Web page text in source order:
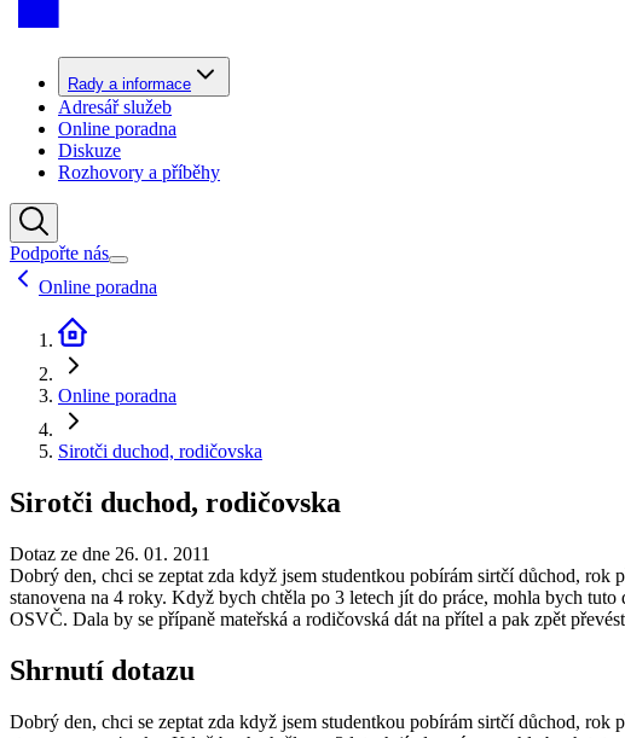
Rady a informace
Adresář služeb
Online poradna
Diskuze
Rozhovory a příběhy
Podpořte nás
Online poradna
Online poradna
Sirotči duchod, rodičovska
Sirotči duchod, rodičovska
Dotaz ze dne 26. 01. 2011
Dobrý den, chci se zeptat zda když jsem studentkou pobírám sirtčí důchod,
stanovena na 4 roky. Když bych chtěla po 3 letech jít do práce, mohla bych
OSVČ. Dala by se přípaně mateřská a rodičovská dát na přítel a pak zpět
Shrnutí dotazu
Dobrý den, chci se zeptat zda když jsem studentkou pobírám sirtčí důchod,